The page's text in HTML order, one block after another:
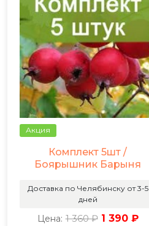
Акция
Комплект 5шт /
Боярышник Барыня
Доставка по Челябинску от 3-5
дней
Цена: 1 360 ₽ 1 390 ₽